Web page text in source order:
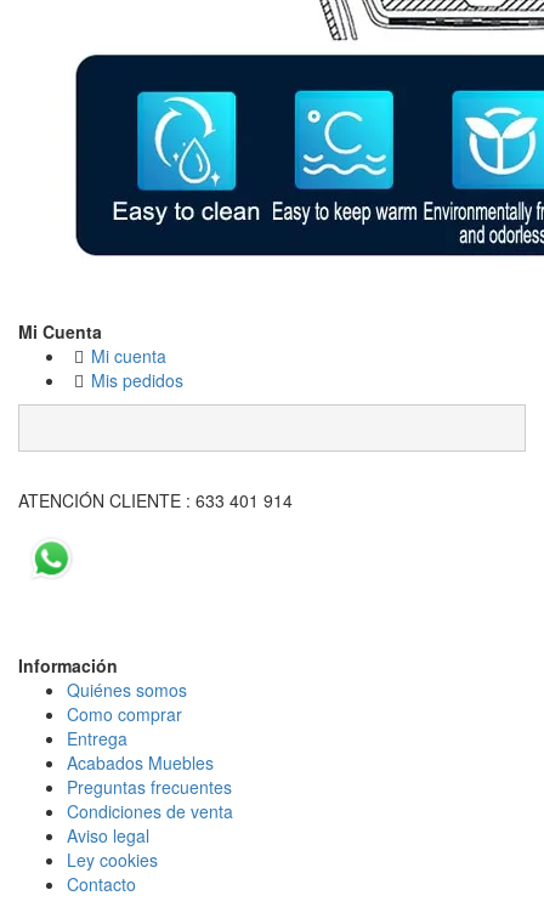
Mi Cuenta
Mi cuenta
Mis pedidos
ATENCIÓN CLIENTE : 633 401 914
Información
Quiénes somos
Como comprar
Entrega
Acabados Muebles
Preguntas frecuentes
Condiciones de venta
Aviso legal
Ley cookies
Contacto